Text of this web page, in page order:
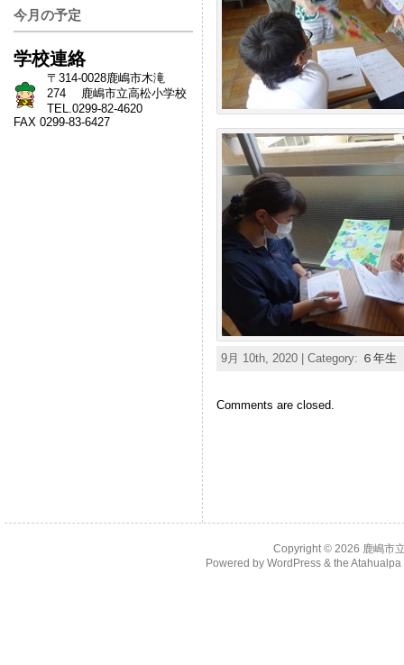
今月の予定
学校連絡
〒314-0028鹿嶋市木滝
274 鹿嶋市立高松小学校
TEL.0299-82-4620
FAX 0299-83-6427
9月 10th, 2020 | Category: ６年生
Comments are closed.
Copyright © 2026 鹿嶋市
Powered by WordPress& the Atahualpa